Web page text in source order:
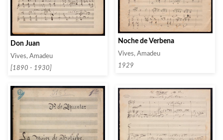
Don Juan
Vives, Amadeu
[1890 - 1930]
Noche de Verbena
Vives, Amadeu
1929